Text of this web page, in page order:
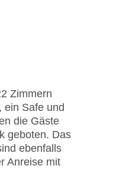
Zimmern
ein Safe und
die Gäste
geboten. Das
ebenfalls
Anreise mit